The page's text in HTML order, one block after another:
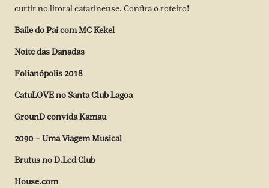
curtir no litoral catarinense. Confira o roteiro!
Baile do Pai com MC Kekel
Noite das Danadas
Folianópolis 2018
CatuLOVE no Santa Club Lagoa
GrounD convida Kamau
2090 – Uma Viagem Musical
Brutus no D.Led Club
House.com